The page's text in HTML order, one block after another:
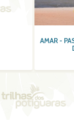
AMAR -